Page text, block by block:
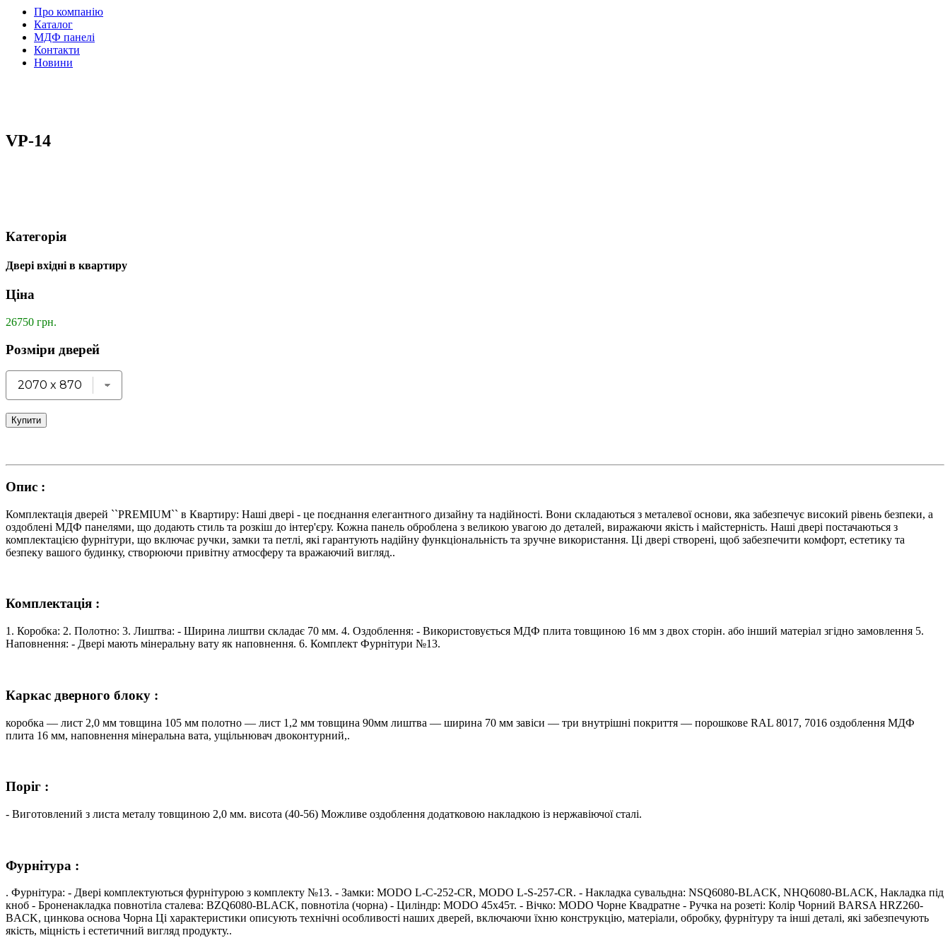
Про компанію
Каталог
МДФ панелі
Контакти
Новини
VP-14
Категорія
Двері вхідні в квартиру
Ціна
26750 грн.
Розміри дверей
Купити
Опис :
Комплектація дверей ``PREMIUM`` в Квартиру: Наші двері - це поєднання елегантного дизайну та надійності. Вони складаються з металевої основи, яка забезпечує високий рівень безпеки, а
оздоблені МДФ панелями, що додають стиль та розкіш до інтер'єру. Кожна панель оброблена з великою увагою до деталей, виражаючи якість і майстерність. Наші двері постачаються з
комплектацією фурнітури, що включає ручки, замки та петлі, які гарантують надійну функціональність та зручне використання. Ці двері створені, щоб забезпечити комфорт, естетику та
безпеку вашого будинку, створюючи привітну атмосферу та вражаючий вигляд..
Комплектація :
1. Коробка: 2. Полотно: 3. Лиштва: - Ширина лиштви складає 70 мм. 4. Оздоблення: - Використовується МДФ плита товщиною 16 мм з двох сторін. або інший матеріал згідно замовлення 5.
Наповнення: - Двері мають мінеральну вату як наповнення. 6. Комплект Фурнітури №13.
Каркас дверного блоку :
коробка — лист 2,0 мм товщина 105 мм полотно — лист 1,2 мм товщина 90мм лиштва — ширина 70 мм завіси — три внутрішні покриття — порошкове RAL 8017, 7016 оздоблення МДФ
плита 16 мм, наповнення мінеральна вата, ущільнювач двоконтурний,.
Поріг :
- Виготовлений з листа металу товщиною 2,0 мм. висота (40-56) Можливе оздоблення додатковою накладкою із нержавіючої сталі.
Фурнітура :
. Фурнітура: - Двері комплектуються фурнітурою з комплекту №13. - Замки: MODO L-C-252-CR, MODO L-S-257-CR. - Накладка сувальдна: NSQ6080-BLACK, NHQ6080-BLACK, Накладка пiд
кноб - Броненакладка повнотіла сталева: BZQ6080-BLACK, повнотіла (чорна) - Циліндр: MODO 45х45т. - Вічко: MODO Чорне Квадратне - Ручка на розеті: Колір Чорний BARSA HRZ260-
BACK, цинкова основа Чорна Ці характеристики описують технічні особливості наших дверей, включаючи їхню конструкцію, матеріали, обробку, фурнітуру та інші деталі, які забезпечують
якість, міцність і естетичний вигляд продукту..